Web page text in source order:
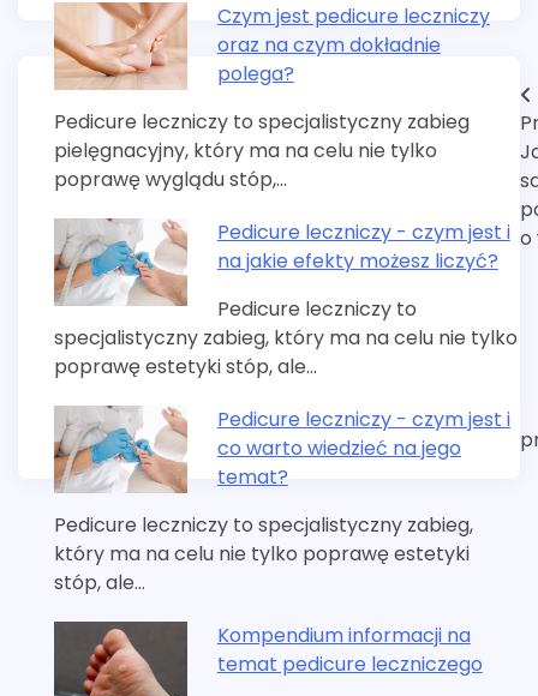
Czym jest pedicure leczniczy
oraz na czym dokładnie
polega?
Pedicure leczniczy to specjalistyczny zabieg
pielęgnacyjny, który ma na celu nie tylko
poprawę wyglądu stóp,…
Pedicure leczniczy - czym jest i
na jakie efekty możesz liczyć?
Pedicure leczniczy to
specjalistyczny zabieg, który ma na celu nie tylko
poprawę estetyki stóp, ale…
Pedicure leczniczy - czym jest i
co warto wiedzieć na jego
temat?
Pedicure leczniczy to specjalistyczny zabieg,
który ma na celu nie tylko poprawę estetyki
stóp, ale…
Kompendium informacji na
temat pedicure leczniczego
Nawigacja
wpisu
o